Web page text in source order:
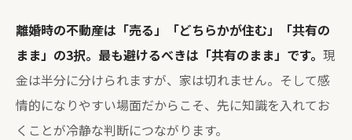
離婚時の不動産は「売る」「どちらかが住む」「共有の
まま」の3択。最も避けるべきは「共有のまま」です。 現
金は半分に分けられますが、家は切れません。そして感
情的になりやすい場面だからこそ、先に知識を入れてお
くことが冷静な判断につながります。